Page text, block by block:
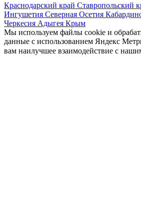
Краснодарский край Ставропольский
Ингушетия Северная Осетия
Черкесия Адыгея Крым
Мы используем файлы cookie и
данные с использованием Яндекс
вам наилучшее взаимодействие с